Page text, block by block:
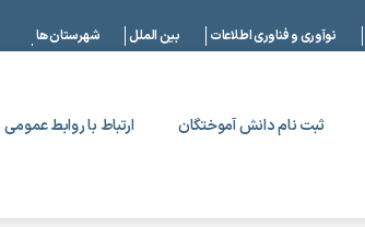
نوآوری و فناوری اطلاعات بین الملل شهرستان ها
ثبت نام دانش آموختگان
ارتباط با روابط عمومی